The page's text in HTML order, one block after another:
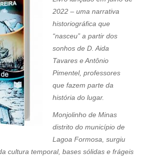
2022 – uma narrativa
historiográfica que
“nasceu” a partir dos
sonhos de D. Aida
Tavares e Antônio
Pimentel, professores
que fazem parte da
história do lugar.
Monjolinho de Minas
distrito do município de
Lagoa Formosa, surgiu
cultura temporal, bases sólidas e frágeis